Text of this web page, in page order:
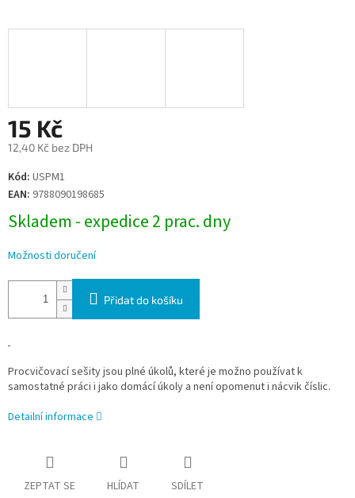
15 Kč
12,40 Kč bez DPH
Měrná
cena:
Kód: USPM1
EAN: 9788090198685
Skladem - expedice 2 prac. dny
Možnosti doručení
Přidat do košíku
Procvičovací sešity jsou plné úkolů, které je možno používat k
samostatné práci i jako domácí úkoly a není opomenut i nácvik číslic.
Detailní informace
ZEPTAT SE HLÍDAT SDÍLET